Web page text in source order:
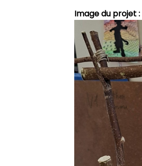
Image du projet :